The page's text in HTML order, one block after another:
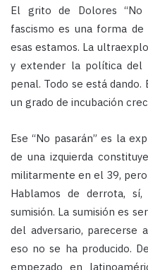
El grito de Dolores “No
fascismo es una forma
esas estamos. La
y extender la política del
penal. Todo se está
un grado de incubación
Ese “No pasarán” es la
de una izquierda
militarmente en el 39,
Hablamos de derrota,
sumisión. La sumisión es
del adversario, parecerse
eso no se ha producido.
empezado en